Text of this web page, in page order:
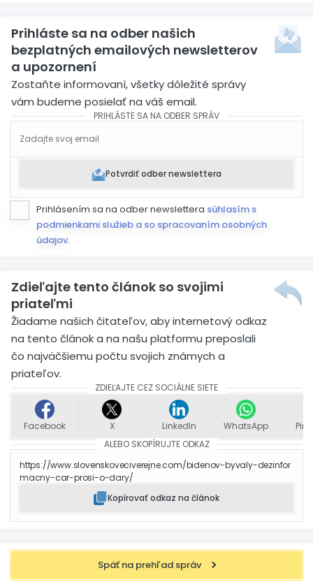
Prihláste sa na odber našich
bezplatných emailových newsletterov
a upozornení
Zostaňte informovaní, všetky dôležité správy
vám budeme posielať na váš email.
PRIHLÁSTE SA NA ODBER SPRÁV
Potvrdiť odber newslettera
Prihlásením sa na odber newslettera súhlasím s
podmienkami služieb a so spracovaním osobných
údajov.
Zdieľajte tento článok so svojimi
priateľmi
Žiadame našich čitateľov, aby internetový odkaz
na tento článok a na našu platformu preposlali
čo najväčšiemu počtu svojich známych a
priateľov.
ZDIEĽAJTE CEZ SOCIÁLNE SIETE
Facebook X LinkedIn WhatsApp
ALEBO SKOPÍRUJTE ODKAZ
https://www.slovenskoveciverejne.com/bidenov-byvaly-dezinfor
macny-car-prosi-o-dary/
Kopírovať odkaz na článok
Späť na prehľad správ